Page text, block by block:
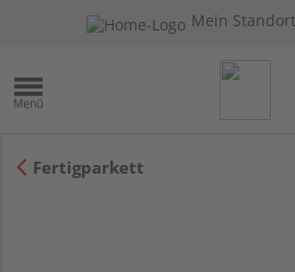
Mein
Fertigparkett